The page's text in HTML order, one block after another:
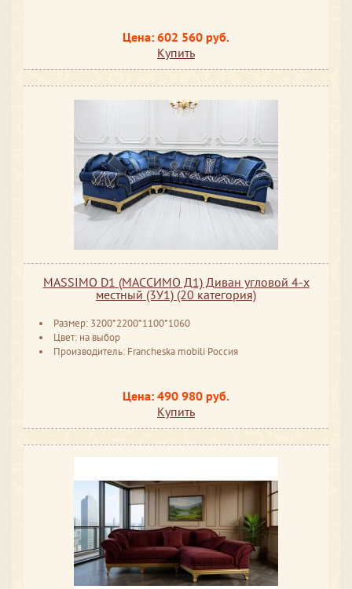
Цена: 602 560 руб.
Купить
MASSIMO D1 (МАССИМО Д1) Диван угловой 4-х
местный (3У1) (20 категория)
Размер: 3200*2200*1100*1060
Цвет: на выбор
Производитель: Francheska mobili Россия
Цена: 490 980 руб.
Купить